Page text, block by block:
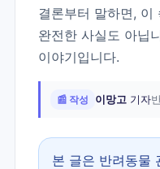
결론부터 말하면, 이
완전한 사실도 아닙
이야기입니다.
📰 작성 이망고 기자
본 글은 반려동물